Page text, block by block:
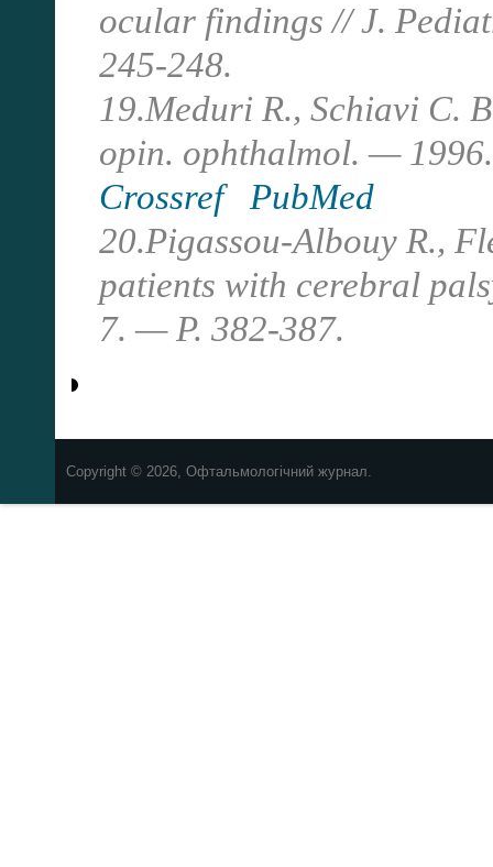
ocular findings // J.
245-248.
19.Meduri R., Schiavi C.
opin. ophthalmol. —
Crossref
PubMed
20.Pigassou-Albouy R.,
patients with cerebral
7. — P. 382-387.
Copyright © 2026, Офтальмологічний журнал.